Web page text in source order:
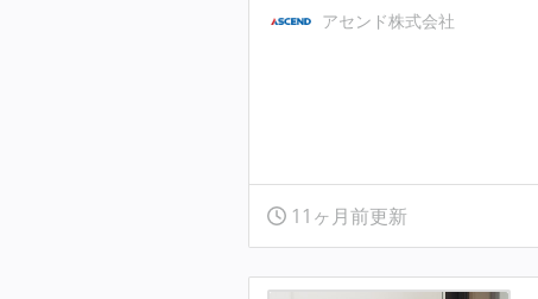
アセンド株式会社
11ヶ月前更新